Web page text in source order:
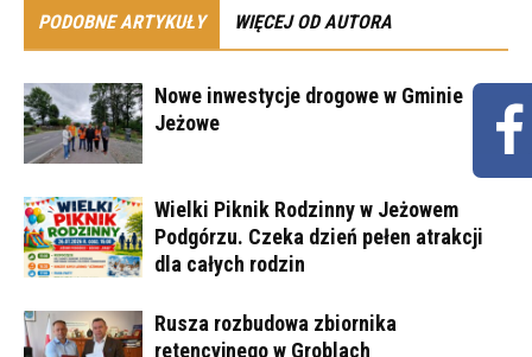
PODOBNE ARTYKUŁY WIĘCEJ OD AUTORA
Nowe inwestycje drogowe w Gminie
Jeżowe
Wielki Piknik Rodzinny w Jeżowem
Podgórzu. Czeka dzień pełen atrakcji
dla całych rodzin
Rusza rozbudowa zbiornika
retencyjnego w Groblach